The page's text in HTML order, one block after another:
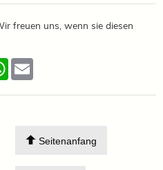
freuen uns, wenn sie diesen
WhatsApp
Seitenanfang